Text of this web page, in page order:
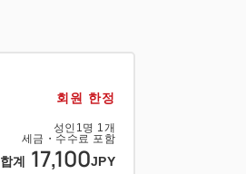
회원 한정
성인 1명 1개
세금・수수료 포함
합계 17,100JPY